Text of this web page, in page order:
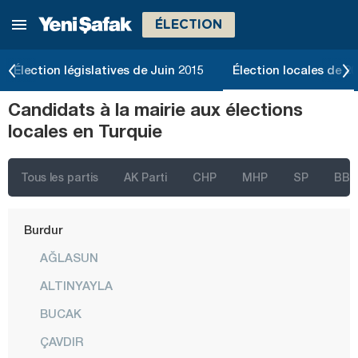
ÉLECTION
Élection législatives de Juin 2015 Élection locales de
Candidats à la mairie aux élections
locales en Turquie
Tous les partis AK Parti CHP MHP SP BBP
Bartın
Bilecik
Bingöl
Bolu
Burdur
AĞLASUN
ALTINYAYLA
BUCAK
ÇAVDIR